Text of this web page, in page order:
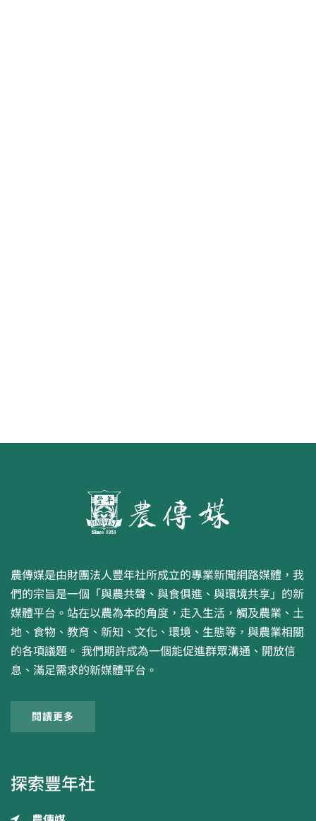
農傳媒是由財團法人豐年社所成立的專業新聞網路媒體，我
們的宗旨是一個「與農共聲、與食俱進、與環境共享」的新
媒體平台。站在以農為本的角度，走入生活，觸及農業、土
地、食物、教育、新知、文化、環境、生態等，與農業相關
的各項議題。 我們期許成為一個能促進群眾溝通、開放信
息、滿足需求的新媒體平台。
閱讀更多
探索豐年社